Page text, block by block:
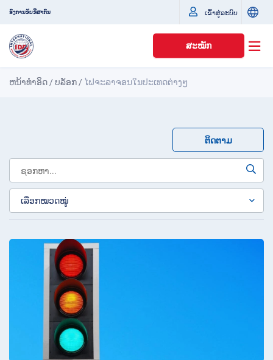
ອົງການຂັບຂີ່ສາກົນ ເຂົ້າສູ່ລະບົບ
ສະໝັກ
ຫນ້າທໍາອິດ /ບລັອກ / ໄຟຈະລາຈອນໃນປະເທດຕ່າງໆ
ຕິດຕາມ